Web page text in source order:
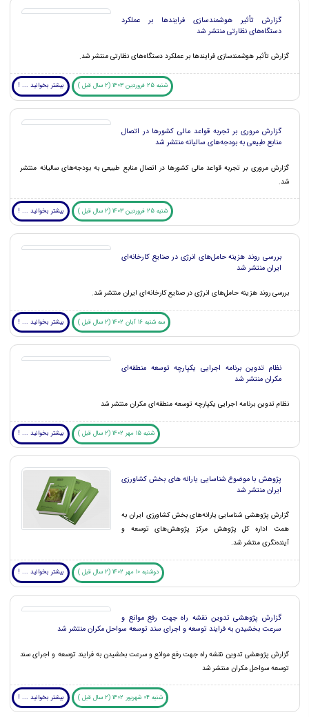
گزارش تأثیر هوشمندسازی فرایندها بر عملکرد
دستگاه‌های نظارتی منتشر شد
گزارش تأثیر هوشمندسازی فرایندها بر عملکرد دستگاه‌های نظارتی منتشر شد.
شنبه 25 فروردین 1403 (2 سال قبل ) بیشتر بخوانید ... !
گزارش مروری بر تجربه قواعد مالی کشورها در اتصال
منابع طبیعی به بودجه‌های سالیانه منتشر شد
گزارش مروری بر تجربه قواعد مالی کشورها در اتصال منابع طبیعی به بودجه‌های سالیانه منتشر
شد.
شنبه 25 فروردین 1403 (2 سال قبل ) بیشتر بخوانید ... !
بررسی روند هزینه حامل‌های انرژی در صنایع کارخانه‌ای
ایران منتشر شد
بررسی روند هزینه حامل‌های انرژی در صنایع کارخانه‌ای ایران منتشر شد.
سه شنبه 16 آبان 1402 (2 سال قبل ) بیشتر بخوانید ... !
نظام تدوین برنامه اجرایی یکپارچه توسعه منطقه‌ای
مکران منتشر شد
نظام تدوین برنامه اجرایی یکپارچه توسعه منطقه‌ای مکران منتشر شد
شنبه 15 مهر 1402 (2 سال قبل ) بیشتر بخوانید ... !
پژوهش با موضوع شناسایی یارانه های بخش کشاورزی
ایران منتشر شد
گزارش پژوهشی شناسایی یارانه‌های بخش کشاورزی ایران به
همت اداره کل پژوهش مرکز پژوهش‌های توسعه و
آینده‌نگری منتشر شد.
دوشنبه 10 مهر 1402 (2 سال قبل ) بیشتر بخوانید ... !
گزارش پژوهشی تدوین نقشه راه جهت رفع موانع و
سرعت بخشیدن به فرایند توسعه و اجرای سند توسعه سواحل مکران منتشر شد
گزارش پژوهشی تدوین نقشه راه جهت رفع موانع و سرعت بخشیدن به فرایند توسعه و اجرای سند
توسعه سواحل مکران منتشر شد
شنبه 04 شهریور 1402 (2 سال قبل ) بیشتر بخوانید ... !